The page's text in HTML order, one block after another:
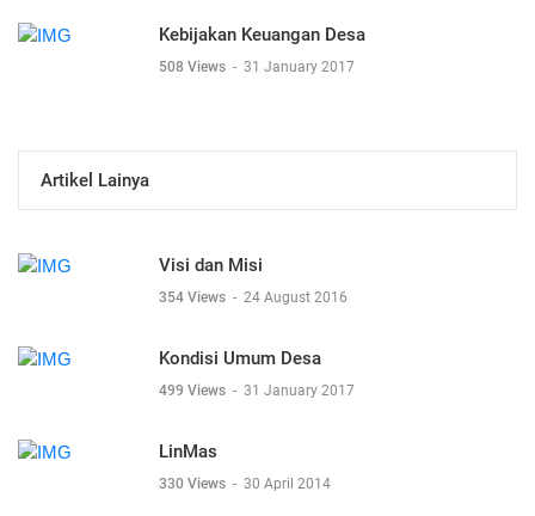
Kebijakan Keuangan Desa
508 Views - 31 January 2017
Artikel Lainya
Visi dan Misi
354 Views - 24 August 2016
Kondisi Umum Desa
499 Views - 31 January 2017
LinMas
330 Views - 30 April 2014